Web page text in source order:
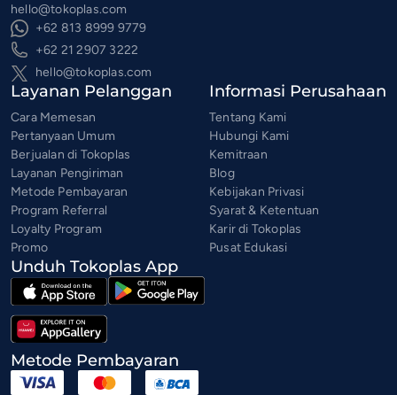
hello@tokoplas.com
+62 813 8999 9779
+62 21 2907 3222
hello@tokoplas.com
Layanan Pelanggan
Cara Memesan
Pertanyaan Umum
Berjualan di Tokoplas
Layanan Pengiriman
Metode Pembayaran
Program Referral
Loyalty Program
Promo
Informasi Perusahaan
Tentang Kami
Hubungi Kami
Kemitraan
Blog
Kebijakan Privasi
Syarat & Ketentuan
Karir di Tokoplas
Pusat Edukasi
Unduh Tokoplas App
Metode Pembayaran